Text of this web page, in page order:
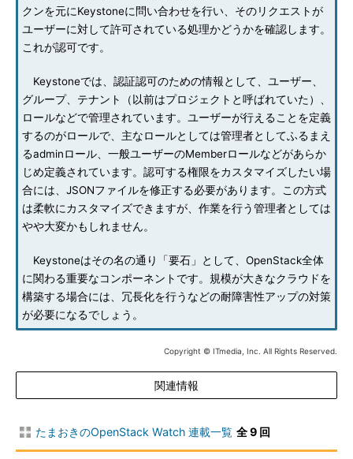
クンを元にKeystoneに問い合わせを行い、そのリクエストが
ユーザーに対して許可されている処理かどうかを確認します。
これが認可です。
Keystoneでは、認証認可のための情報として、ユーザー、
グループ、テナント（以前はプロジェクトと呼ばれていた）、
ロールなどで管理されています。ユーザーが行えることを定義
するのがロールで、主なロールとしては管理者としてふるまえ
るadminロール、一般ユーザーのMemberロールなどがあらか
じめ定義されています。認可する権限をカスタマイズしたい場
合には、JSONファイルを修正する必要があります。この方式
は柔軟にカスタマイズできますが、作業を行う管理者としては
やや大変かもしれません。
Keystoneはその名の通り「要石」として、OpenStack全体
に関わる重要なコンポーネントです。規模が大きなクラウドを
構築する場合には、冗長化を行うなどの耐障害性アップの対策
が必要になるでしょう。
Copyright © ITmedia, Inc. All Rights Reserved.
関連情報
たまおきのOpenStack Watch 連載一覧 全 9 回